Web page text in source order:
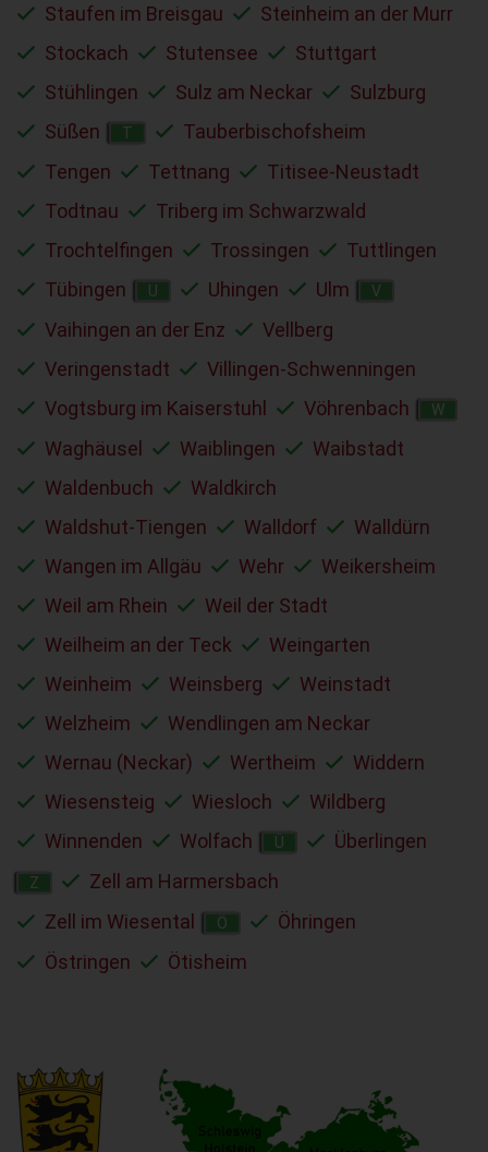
Staufen im Breisgau
Steinheim an der Murr
Stockach
Stutensee
Stuttgart
Stühlingen
Sulz am Neckar
Sulzburg
Süßen
T
Tauberbischofsheim
Tengen
Tettnang
Titisee-Neustadt
Todtnau
Triberg im Schwarzwald
Trochtelfingen
Trossingen
Tuttlingen
Tübingen
U Uhingen Ulm V
Vaihingen an der Enz
Vellberg
Veringenstadt
Villingen-Schwenningen
Vogtsburg im Kaiserstuhl
Vöhrenbach W
Waghäusel Waiblingen
Waibstadt
Waldenbuch
Waldkirch
Waldshut-Tiengen
Walldorf
Walldürn
Wangen im Allgäu
Wehr
Weikersheim
Weil am Rhein
Weil der Stadt
Weilheim an der Teck
Weingarten
Weinheim
Weinsberg
Weinstadt
Welzheim
Wendlingen am Neckar
Wernau (Neckar)
Wertheim
Widdern
Wiesensteig
Wiesloch
Wildberg
Winnenden
Wolfach Ü Überlingen
Z
Zell am Harmersbach
Zell im Wiesental
Ö
Öhringen
Östringen
Ötisheim